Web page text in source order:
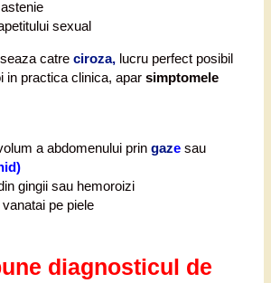
sexual
catre ciroza, lucru perfect posibil
in practica clinica, apar simptomele
a abdomenului prin gaze sau
gingii sau hemoroizi
pe piele
diagnosticul de